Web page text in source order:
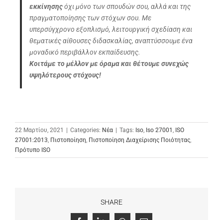
εκκίνησηςόχι μόνο των σπουδών σου, αλλά και της
πραγματοποίησης των στόχων σου. Με
υπερσύγχρονο εξοπλισμό, λειτουργική σχεδίαση και
θεματικές αίθουσες διδασκαλίας, αναπτύσσουμε ένα
μοναδικό περιβάλλον εκπαίδευσης.
Κοιτάμε το μέλλον με όραμα και θέτουμε συνεχώς
υψηλότερους στόχους!
22 Μαρτίου, 2021 Categories: Νέα Tags: Iso, Iso 27001 , ISO
27001:2013, Πιστοποίηση, Πιστοποίηση Διαχείρισης Ποιότητας,
Πρότυπο ISO
SHARE